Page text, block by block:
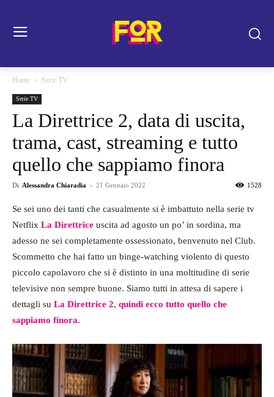
Home Serie TV
Serie TV
La Direttrice 2, data di uscita,
trama, cast, streaming e tutto
quello che sappiamo finora
Di Alessandra Chiaradia - 21 Gennaio 2022 1528
Se sei uno dei tanti che casualmente si è imbattuto nella serie tv
Netflix La Direttrice uscita ad agosto un po’ in sordina, ma
adesso ne sei completamente ossessionato, benvenuto nel Club.
Scommetto che hai fatto un binge-watching violento di questo
piccolo capolavoro che si è distinto in una moltitudine di serie
televisive non sempre buone. Siamo tutti in attesa di sapere i
dettagli su La Direttrice 2, quindi ecco tutto quello che
sappiamo finora.